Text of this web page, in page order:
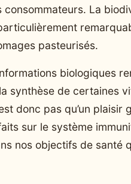
La
pasteurisés.
biologiques
synthèse de certaines
donc pas qu’un
sur le système
nos objectifs de santé